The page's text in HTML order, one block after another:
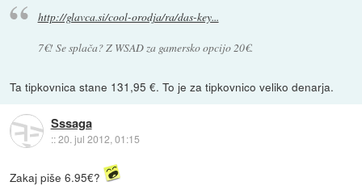
http://glavca.si/cool-orodja/ra/das-key...
7€! Se splača? Z WSAD za gamersko opcijo 20€.
Ta tipkovnica stane 131,95 €. To je za tipkovnico veliko denarja.
Sssaga
::20. jul 2012, 01:15
Zakaj piše 6.95€?